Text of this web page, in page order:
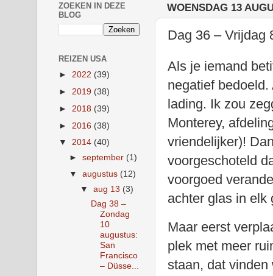
WOENSDAG 13
Dag 36 – Vrijdag
Als je iemand
negatief
lading. Ik zou
Monterey,
vriendelijker)!
voorgeschoteld
voorgoed
achter glas in elk
Maar eerst
plek met meer
staan, dat vinden
ZOEKEN IN DEZE
BLOG
REIZEN USA
► 2022 (39)
► 2019 (38)
► 2018 (39)
► 2016 (38)
▼ 2014 (40)
►september (1)
▼augustus (12)
▼ aug 13 (3)
Dag 38 –
Zondag
10
augustus:
San
Francisco
– Düsse...